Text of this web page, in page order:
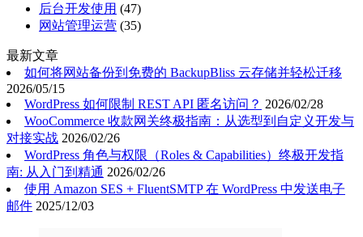
后台开发使用 (47)
网站管理运营 (35)
最新文章
如何将网站备份到免费的 BackupBliss 云存储并轻松迁移
2026/05/15
WordPress 如何限制 REST API 匿名访问？ 2026/02/28
WooCommerce 收款网关终极指南：从选型到自定义开发与
对接实战 2026/02/26
WordPress 角色与权限（Roles & Capabilities）终极开发指
南: 从入门到精通 2026/02/26
使用 Amazon SES + FluentSMTP 在 WordPress 中发送电子
邮件 2025/12/03